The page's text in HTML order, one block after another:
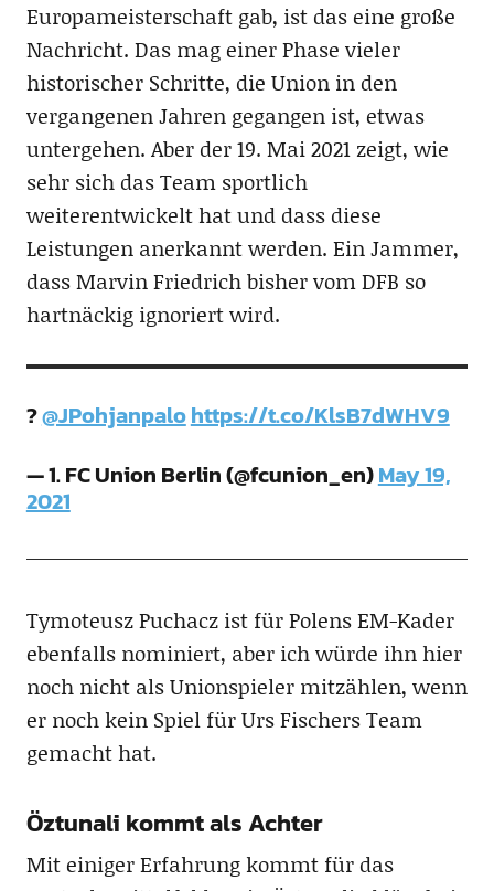
Europameisterschaft gab, ist das eine große
Nachricht. Das mag einer Phase vieler
historischer Schritte, die Union in den
vergangenen Jahren gegangen ist, etwas
untergehen. Aber der 19. Mai 2021 zeigt, wie
sehr sich das Team sportlich
weiterentwickelt hat und dass diese
Leistungen anerkannt werden. Ein Jammer,
dass Marvin Friedrich bisher vom DFB so
hartnäckig ignoriert wird.
?@JPohjanpalohttps://t.co/KlsB7dWHV9
— 1. FC Union Berlin (@fcunion_en)May 19,
2021
Tymoteusz Puchacz ist für Polens EM-Kader
ebenfalls nominiert, aber ich würde ihn hier
noch nicht als Unionspieler mitzählen, wenn
er noch kein Spiel für Urs Fischers Team
gemacht hat.
Öztunali kommt als Achter
Mit einiger Erfahrung kommt für das